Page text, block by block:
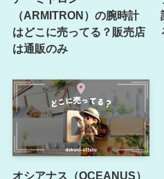
（ARMITRON）の腕時計
はどこに売ってる？販売店
は通販のみ
オシアナス（OCEANUS）